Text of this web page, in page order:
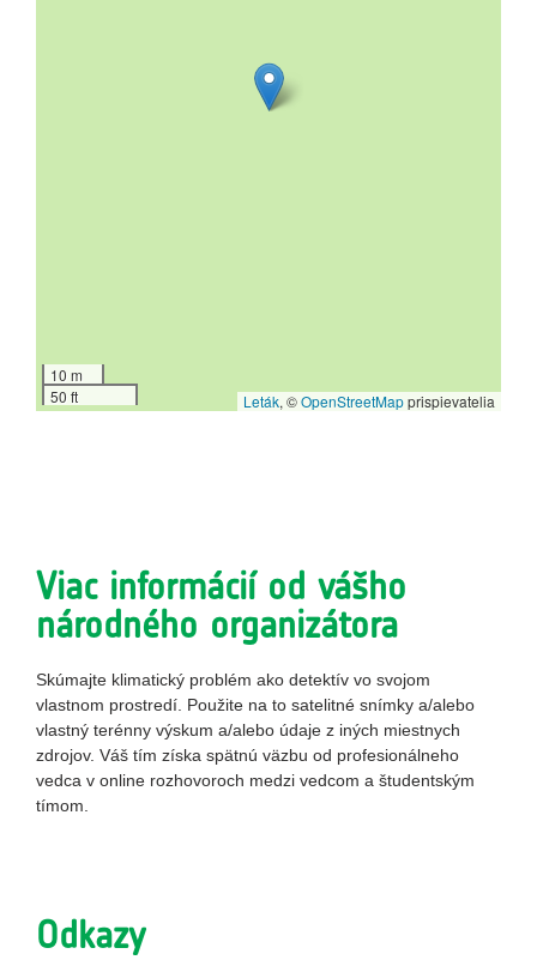
10 m
50 ft
Leták, ©OpenStreetMapprispievatelia
Viac informácií od vášho
národného organizátora
Skúmajte klimatický problém ako detektív vo svojom
vlastnom prostredí. Použite na to satelitné snímky a/alebo
vlastný terénny výskum a/alebo údaje z iných miestnych
zdrojov. Váš tím získa spätnú väzbu od profesionálneho
vedca v online rozhovoroch medzi vedcom a študentským
tímom.
Odkazy